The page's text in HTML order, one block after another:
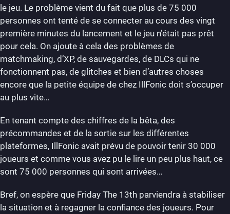
le jeu. Le problème vient du fait que plus de 75 000
personnes ont tenté de se connecter au cours des vingt
première minutes du lancement et le jeu n’était pas prêt
pour cela. On ajoute à cela des problèmes de
matchmaking, d’XP, de sauvegardes, de DLCs qui ne
fonctionnent pas, de glitches et bien d’autres choses
encore que la petite équipe de chez IllFonic doit s’occuper
au plus vite…
En tenant compte des chiffres de la bêta, des
précommandes et de la sortie sur les différentes
plateformes, IllFonic avait prévu de pouvoir tenir 30 000
joueurs et comme vous avez pu le lire un peu plus haut, ce
sont 75 000 personnes qui sont arrivées…
Bref, on espère que Friday The 13th parviendra à stabiliser
la situation et à regagner la confiance des joueurs. Pour